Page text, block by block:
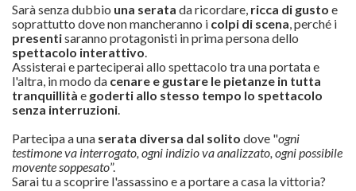
Sarà senza dubbio una serata da ricordare, ricca di gusto e
soprattutto dove non mancheranno i colpi di scena, perché i
presentisaranno protagonisti in prima persona dello
spettacolo interattivo.
Assisterai e parteciperai allo spettacolo tra una portata e
l'altra, in modo da cenare e gustare le pietanze in tutta
tranquillità e goderti allo stesso tempo lo spettacolo
senza interruzioni.
Partecipa a una serata diversa dal solito dove "ogni
testimone va interrogato, ogni indizio va analizzato, ogni possibile
movente soppesato”.
Sarai tu a scoprire l'assassino e a portare a casa la vittoria?